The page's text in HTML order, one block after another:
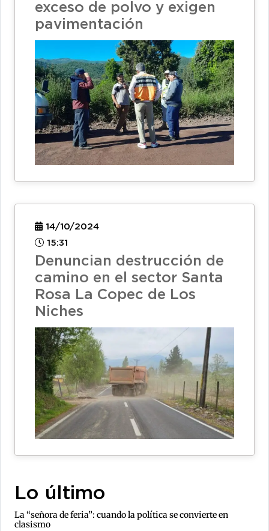
exceso de polvo y exigen
pavimentación
14/10/2024
15:31
Denuncian destrucción de
camino en el sector Santa
Rosa La Copec de Los
Niches
Lo último
La “señora de feria”: cuando la política se convierte en
clasismo